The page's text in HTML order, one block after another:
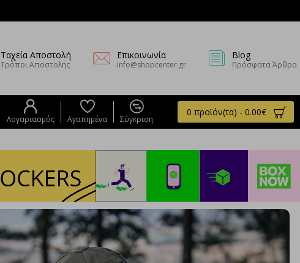
Ταχεία Αποστολή
Τρόποι Αποστολής
Επικοινωνία
info@shopcenter.gr
Blog
Πρόσφατα Άρθρα
Λογαριασμός Αγαπημένα Σύγκριση
0 προϊόν(τα) - 0.00€